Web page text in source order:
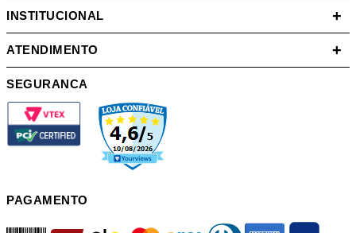
INSTITUCIONAL +
ATENDIMENTO +
SEGURANCA
PAGAMENTO
boleto mastercard diners american itau